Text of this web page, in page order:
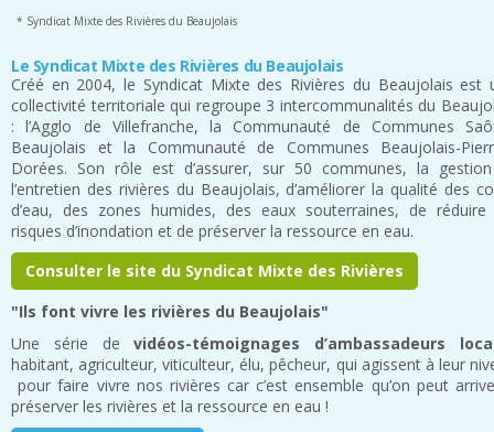
* Syndicat Mixte des Rivières du Beaujolais
Le Syndicat Mixte des Rivières du Beaujolais
Créé en 2004, le Syndicat Mixte des Rivières du Beaujolais est
collectivité territoriale qui regroupe 3 intercommunalités du
: l’Agglo de Villefranche, la Communauté de Communes
Beaujolais et la Communauté de Communes Beaujolais-
Dorées. Son rôle est d’assurer, sur 50 communes, la
l’entretien des rivières du Beaujolais, d’améliorer la qualité des
d’eau, des zones humides, des eaux souterraines, de réduire
risques d’inondation et de préserver la ressource en eau.
Consulter le site du Syndicat Mixte des Rivières
"Ils font vivre les rivières du Beaujolais"
Une série devidéos-témoignages d’ambassadeurs
habitant, agriculteur, viticulteur, élu, pêcheur, qui agissent à leur
pour faire vivre nos rivières car c’est ensemble qu’on peut
préserver les rivières et la ressource en eau !